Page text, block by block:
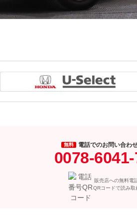
無料 電話でのお問い合わ
0078-
販売店への無料電
QRコードで読み取